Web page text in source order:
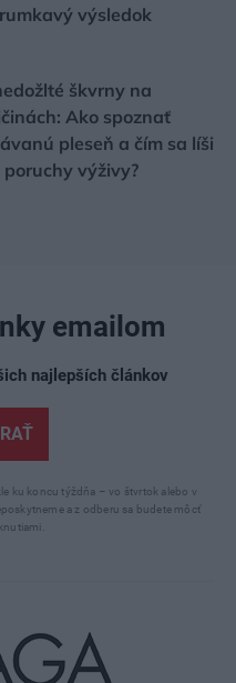
výsledok
škvrny na
Ako spoznať
pleseň a čím sa líši
poruchy výživy?
emailom
najlepších článkov
ku koncu týždňa – vo štvrtok alebo v
a z odberu sa budete môcť